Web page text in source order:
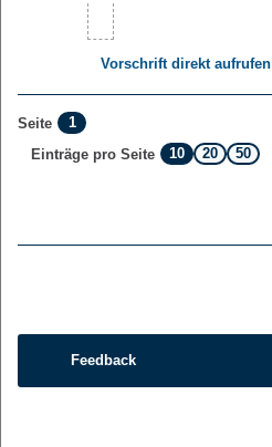
Vorschrift direkt aufrufen
Seite
1
Einträge pro Seite
10 20 50
Feedback